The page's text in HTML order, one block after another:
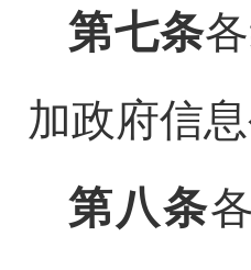
第七条
加政府信
第八条